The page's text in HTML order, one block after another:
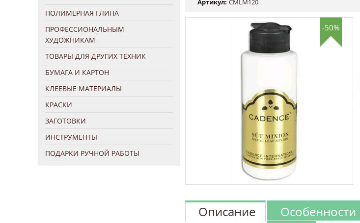
ПОЛИМЕРНАЯ ГЛИНА
ПРОФЕССИОНАЛЬНЫМ
ХУДОЖНИКАМ
ТОВАРЫ ДЛЯ ДРУГИХ ТЕХНИК
БУМАГА И КАРТОН
КЛЕЕВЫЕ МАТЕРИАЛЫ
КРАСКИ
ЗАГОТОВКИ
ИНСТРУМЕНТЫ
ПОДАРКИ РУЧНОЙ РАБОТЫ
-50%
Описание Особенности